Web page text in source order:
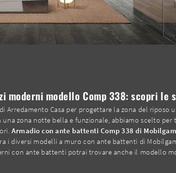
moderni modello Comp 338: scopri le
Arredamento Casa per progettare la zona del
zona notte bella e funzionale, abbiamo scelto
Armadio con ante battenti Comp 338 di Mobilgam
i diversi modelli a muro con ante battenti di
con ante battenti potrai trovare anche il modello